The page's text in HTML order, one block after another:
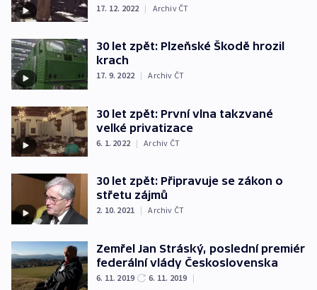
17. 12. 2022 | Archiv ČT
30 let zpět: Plzeňské Škodě hrozil
krach
17. 9. 2022 | Archiv ČT
30 let zpět: První vlna takzvané
velké privatizace
6. 1. 2022 | Archiv ČT
30 let zpět: Připravuje se zákon o
střetu zájmů
2. 10. 2021 | Archiv ČT
Zemřel Jan Stráský, poslední premiér
federální vlády Československa
6. 11. 2019 6. 11. 2019 |